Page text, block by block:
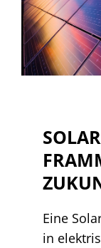
Eine
in